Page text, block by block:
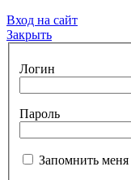
Вход на сайт
Закрыть
Логин
Пароль
Запомнить меня